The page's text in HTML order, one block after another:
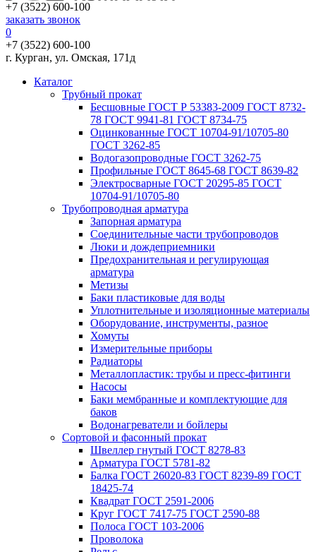
+7 (3522) 600-100
заказать звонок
0
+7 (3522) 600-100
г. Курган, ул. Омская, 171д
Каталог
Трубный прокат
Беcшовные ГОСТ Р 53383-2009 ГОСТ 8732-
78 ГОСТ 9941-81 ГОСТ 8734-75
Оцинкованные ГОСТ 10704-91/10705-80
ГОСТ 3262-85
Водогазопроводные ГОСТ 3262-75
Профильные ГОСТ 8645-68 ГОСТ 8639-82
Электросварные ГОСТ 20295-85 ГОСТ
10704-91/10705-80
Трубопроводная арматура
Запорная арматура
Соединительные части трубопроводов
Люки и дождеприемники
Предохранительная и регулирующая
арматура
Метизы
Баки пластиковые для воды
Уплотнительные и изоляционные материалы
Оборудование, инструменты, разное
Хомуты
Измерительные приборы
Радиаторы
Металлопластик: трубы и пресс-фитинги
Насосы
Баки мембранные и комплектующие для
баков
Водонагреватели и бойлеры
Сортовой и фасонный прокат
Швеллер гнутый ГОСТ 8278-83
Арматура ГОСТ 5781-82
Балка ГОСТ 26020-83 ГОСТ 8239-89 ГОСТ
18425-74
Квадрат ГОСТ 2591-2006
Круг ГОСТ 7417-75 ГОСТ 2590-88
Полоса ГОСТ 103-2006
Проволока